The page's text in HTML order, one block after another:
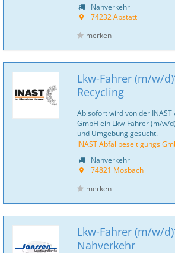
Nahverkehr
74232 Abstatt
merken
Lkw-Fahrer (m/w/
Recycling
Ab sofort wird von der
GmbH ein Lkw-Fahrer (m/w/
und Umgebung gesucht.
INAST Abfallbeseitigungs
Nahverkehr
74821 Mosbach
merken
Lkw-Fahrer (m/w/
Nahverkehr